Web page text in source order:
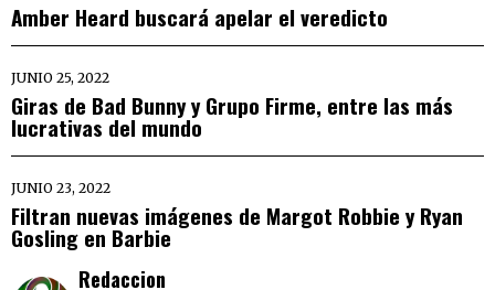
Amber Heard buscará apelar el veredicto
JUNIO 25, 2022
Giras de Bad Bunny y Grupo Firme, entre las más
lucrativas del mundo
JUNIO 23, 2022
Filtran nuevas imágenes de Margot Robbie y Ryan
Gosling en Barbie
Redaccion